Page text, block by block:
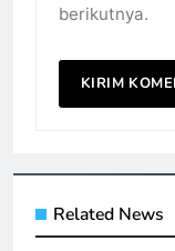
berikutnya.
Related News